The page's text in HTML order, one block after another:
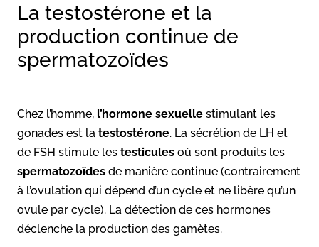
La testostérone et la
production continue de
spermatozoïdes
Chez l’homme, l’hormone sexuelle stimulant les
gonades est la testostérone. La sécrétion de LH et
de FSH stimule les testicules où sont produits les
spermatozoïdes de manière continue (contrairement
à l’ovulation qui dépend d’un cycle et ne libère qu’un
ovule par cycle). La détection de ces hormones
déclenche la production des gamètes.